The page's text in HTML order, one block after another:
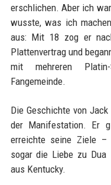
erschlichen. Aber ich
wusste, was ich
aus: Mit 18 zog er
Plattenvertrag und
mit mehreren
Fangemeinde.
Die Geschichte von
der Manifestation. Er
erreichte seine Ziele –
sogar die Liebe zu Dua
aus Kentucky.